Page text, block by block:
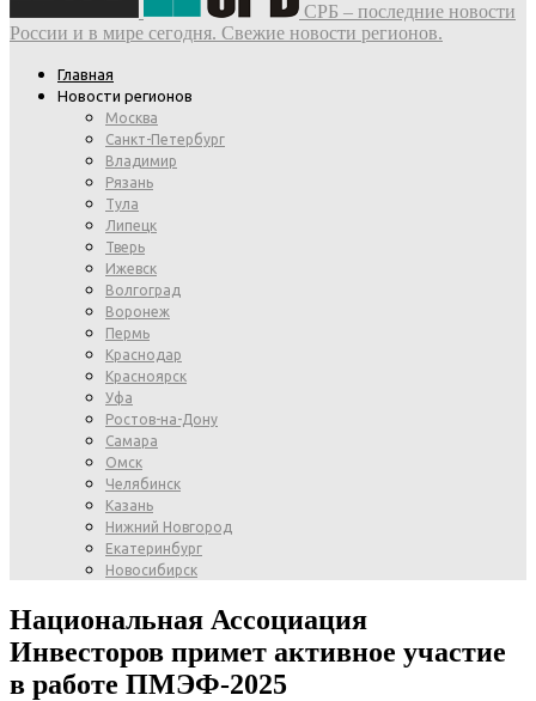
СРБ – последние новости
России и в мире сегодня. Свежие новости регионов.
Главная
Новости регионов
Москва
Санкт-Петербург
Владимир
Рязань
Тула
Липецк
Тверь
Ижевск
Волгоград
Воронеж
Пермь
Краснодар
Красноярск
Уфа
Ростов-на-Дону
Самара
Омск
Челябинск
Казань
Нижний Новгород
Екатеринбург
Новосибирск
Национальная Ассоциация
Инвесторов примет активное участие
в работе ПМЭФ-2025